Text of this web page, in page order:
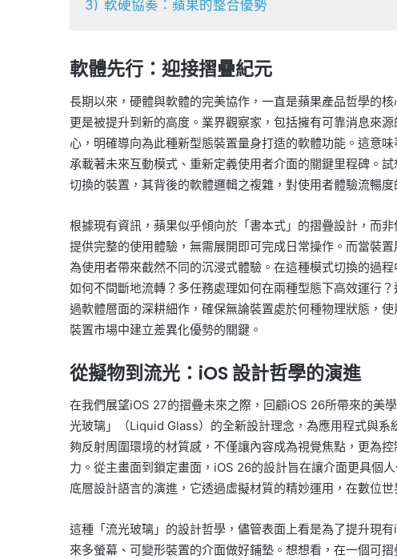
3) 軟硬協奏：蘋果的整合優勢
軟體先行：迎接摺疊紀元
長期以來，硬體與軟體的完美協作，一直是蘋果產品哲學的
更是被提升到新的高度。業界觀察家，包括擁有可靠消息來
心，明確導向為此種新型態裝置量身打造的軟體功能。這意
承載著未來互動模式、重新定義使用者介面的關鍵里程碑。
切換的裝置，其背後的軟體邏輯之複雜，對使用者體驗流暢
根據現有資訊，蘋果似乎傾向於「書本式」的摺疊設計，而
提供完整的使用體驗，無需展開即可完成日常操作。而當裝
為使用者帶來截然不同的沉浸式體驗。在這種模式切換的過
如何不間斷地流轉？多任務處理如何在兩種型態下高效運行
過軟體層面的深耕細作，確保無論裝置處於何種物理狀態，
裝置市場中建立差異化優勢的關鍵。
從擬物到流光：iOS 設計哲學的演進
在我們展望iOS 27的摺疊未來之際，回顧iOS 26所帶來的美
光玻璃」（Liquid Glass）的全新設計理念，為應用程式與
夠反射周圍環境的材質感，不僅讓內容成為視覺焦點，更為
力。從主畫面到鎖定畫面，iOS 26的設計旨在讓介面更具個
底層設計語言的演進，它透過虛擬材質的精妙運用，在數位
這種「流光玻璃」的設計哲學，儘管表面上看是為了提升現
來多螢幕、可變形裝置的介面做好鋪墊。想想看，在一個可